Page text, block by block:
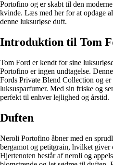
Portofino og er skabt til den
kvinde. Læs med her for at opdage
denne luksuriøse duft.
Introduktion til Tom
Tom Ford er kendt for sine
Portofino er ingen undtagelse.
Fords Private Blend Collection og
luksusparfumer. Med sin friske og
perfekt til enhver lejlighed og årstid.
Duften
Neroli Portofino åbner med en
bergamot og petitgrain, hvilket giver
Hjertenoten består af neroli og